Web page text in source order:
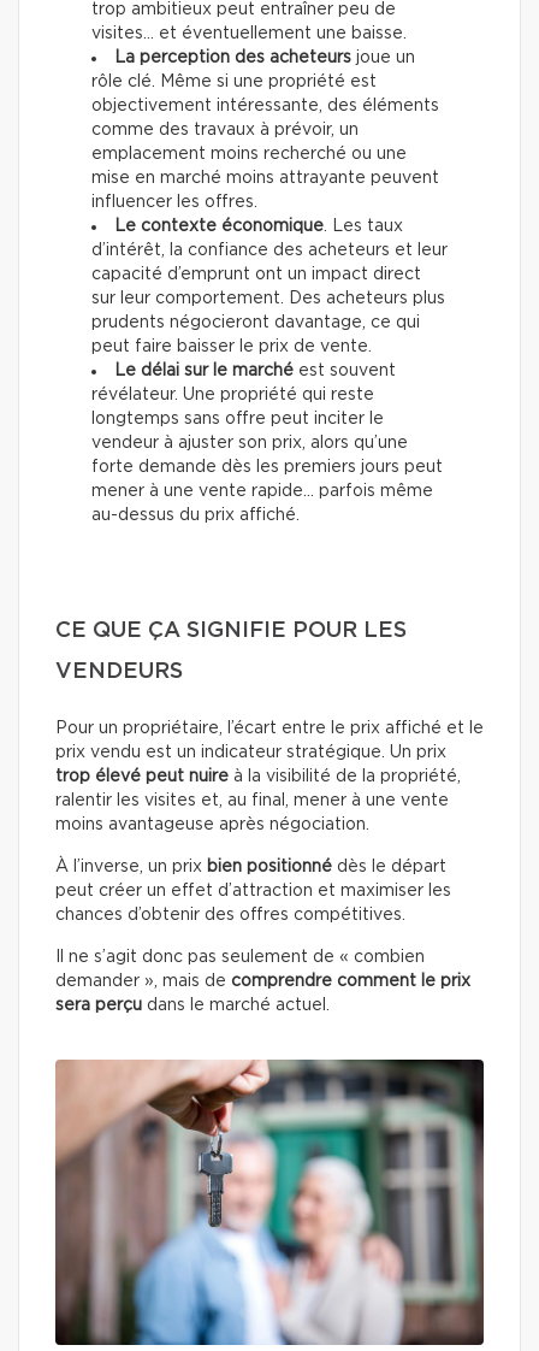
trop ambitieux peut entraîner peu de
visites… et éventuellement une baisse.
La perception des acheteurs joue un
rôle clé. Même si une propriété est
objectivement intéressante, des éléments
comme des travaux à prévoir, un
emplacement moins recherché ou une
mise en marché moins attrayante peuvent
influencer les offres.
Le contexte économique. Les taux
d’intérêt, la confiance des acheteurs et leur
capacité d’emprunt ont un impact direct
sur leur comportement. Des acheteurs plus
prudents négocieront davantage, ce qui
peut faire baisser le prix de vente.
Le délai sur le marché est souvent
révélateur. Une propriété qui reste
longtemps sans offre peut inciter le
vendeur à ajuster son prix, alors qu’une
forte demande dès les premiers jours peut
mener à une vente rapide… parfois même
au-dessus du prix affiché.
CE QUE ÇA SIGNIFIE POUR LES
VENDEURS
Pour un propriétaire, l’écart entre le prix affiché et le
prix vendu est un indicateur stratégique. Un prix
trop élevé peut nuire à la visibilité de la propriété,
ralentir les visites et, au final, mener à une vente
moins avantageuse après négociation.
À l’inverse, un prix bien positionné dès le départ
peut créer un effet d’attraction et maximiser les
chances d’obtenir des offres compétitives.
Il ne s’agit donc pas seulement de « combien
demander », mais de comprendre comment le prix
sera perçu dans le marché actuel.